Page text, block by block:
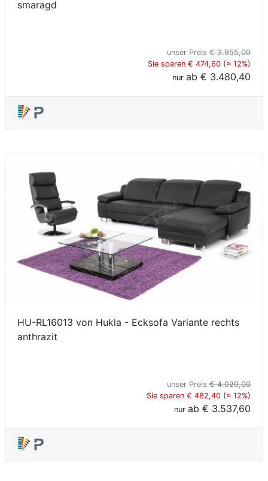
smaragd
unser Preis € 3.955,00
Sie sparen € 474,60 (≈ 12%)
nur ab € 3.480,40
HU-RL16013 von Hukla - Ecksofa Variante rechts
anthrazit
unser Preis € 4.020,00
Sie sparen € 482,40 (≈ 12%)
nur ab € 3.537,60